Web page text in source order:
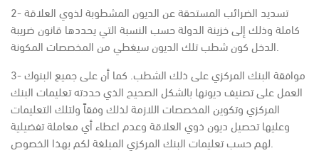
2- تسديد الضرائب المستحقة عن الديون المشطوبة لذوي العلاقة
كاملة وذلك إلى خزينة الدولة حسب النسبة التي يحددها قانون ضريبة
الدخل كون شطب تلك الديون سيغطي من المخصصات المكونة.
3- موافقة البنك المركزي على ذلك الشطب. كما أن على جميع البنوك
العمل على تصنيف ديونها بالشكل الصحيح الذي حددته تعليمات البنك
المركزي وتكوين المخصصات اللازمة لذلك وفقاً ولتلك التعليمات
وعليها تحصيل ديون ذوي العلاقة وعدم اعطاء أي معاملة تفضيلية
لهم حسب تعليمات البنك المركزي المبلغة لكم بهذا الخصوص.